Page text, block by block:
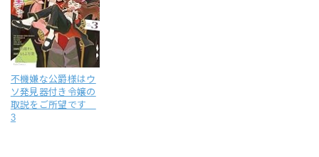
不機嫌な公爵様はウ
ソ発見器付き令嬢の
取説をご所望です
3